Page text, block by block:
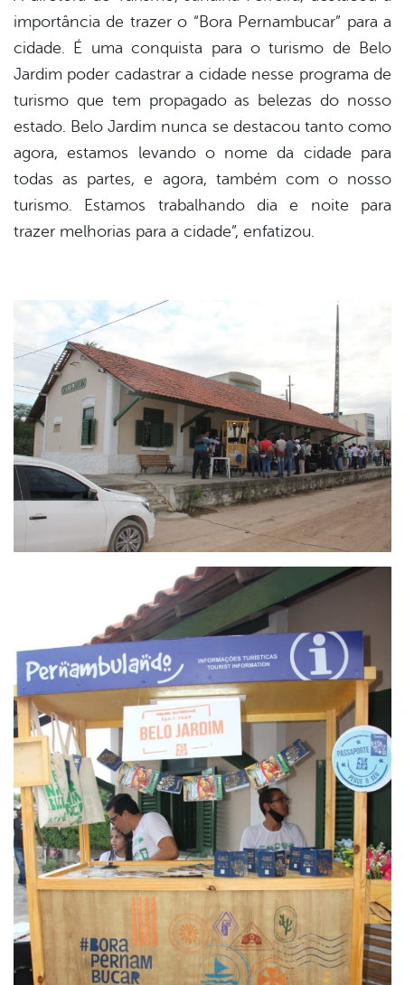
importância de trazer o “Bora Pernambucar” para a
cidade. É uma conquista para o turismo de Belo
Jardim poder cadastrar a cidade nesse programa de
turismo que tem propagado as belezas do nosso
estado. Belo Jardim nunca se destacou tanto como
agora, estamos levando o nome da cidade para
todas as partes, e agora, também com o nosso
turismo. Estamos trabalhando dia e noite para
trazer melhorias para a cidade”, enfatizou.